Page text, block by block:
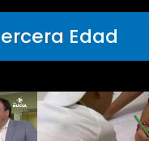
Edad